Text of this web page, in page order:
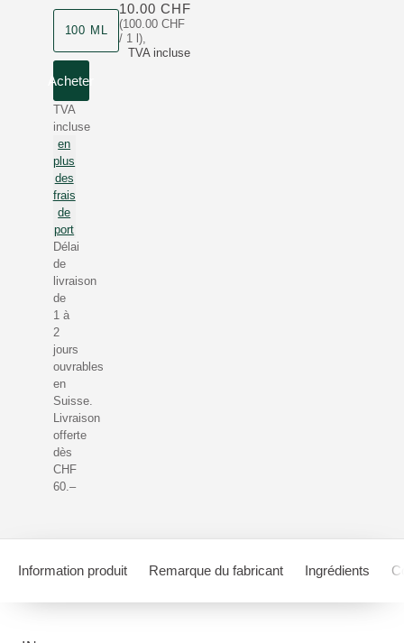
100 ML
(100.00 CHF
/ 1 l),
TVA incluse
10.00 CHF
Acheter
TVA
incluse
en
plus
des
frais
de
port
Délai
de
livraison
de
1 à
2
jours
ouvrables
en
Suisse.
Livraison
offerte
dès
CHF
60.–
Information produit Remarque du fabricant Ingrédients